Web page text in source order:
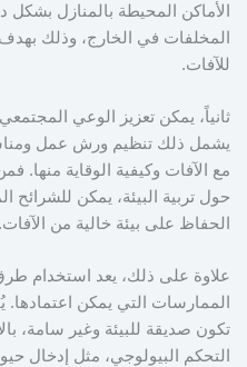
الأماكن المحيطة بالمنازل بشكل
المخلفات في الخارج، وذلك بهدف
للآفات.
ثانياً، يمكن تعزيز الوعي
يشمل ذلك تنظيم ورش عمل
مع الآفات وكيفية الوقاية منها.
حول تربية البيئة، يمكن للشرائح
الحفاظ على بيئة خالية من الآفات.
علاوة على ذلك، يعد استخدام طرق
الممارسات التي يمكن
تكون صديقة للبيئة وغير سامة،
التحكم البيولوجي، مثل إدخال